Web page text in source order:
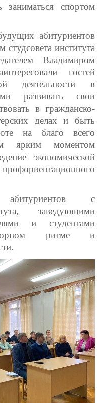
заниматься спортом
абитуриентов
института
Владимиром
гостей
деятельности в
развивать свои
в гражданско-
делах и быть
на благо всего
ярким моментом
экономической
с
заведующими
и студентами
ритме и